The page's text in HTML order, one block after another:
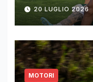
20 LUGLIO 2026
MOTORI